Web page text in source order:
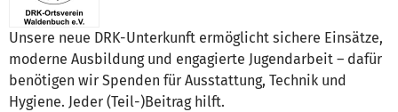
Unsere neue DRK-Unterkunft ermöglicht sichere Einsätze,
moderne Ausbildung und engagierte Jugendarbeit – dafür
benötigen wir Spenden für Ausstattung, Technik und
Hygiene. Jeder (Teil-)Beitrag hilft.